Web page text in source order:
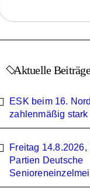
Aktuelle
ESK beim 16.
zahlenmäßig stark
Freitag
Partien Deutsche